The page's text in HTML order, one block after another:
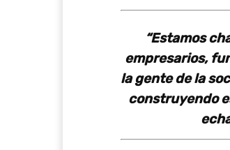
“Estamos
empresarios,
la gente de la
construyendo